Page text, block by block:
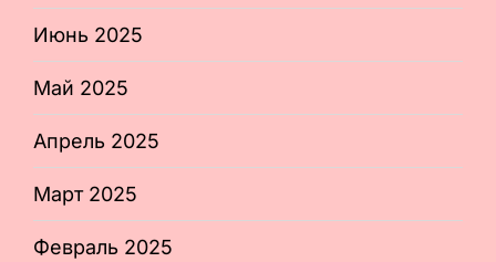
Июнь 2025
Май 2025
Апрель 2025
Март 2025
Февраль 2025